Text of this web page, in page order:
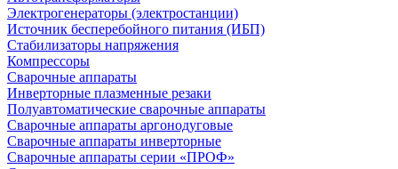
Электрогенераторы (электростанции)
Источник бесперебойного питания (ИБП)
Стабилизаторы напряжения
Компрессоры
Сварочные аппараты
Инверторные плазменные резаки
Полуавтоматические сварочные аппараты
Сварочные аппараты аргонодуговые
Сварочные аппараты инверторные
Сварочные аппараты серии «ПРОФ»